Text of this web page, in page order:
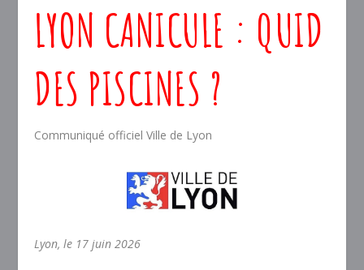
LYON CANICULE : QUID
DES PISCINES ?
Communiqué officiel Ville de Lyon
Lyon, le 17 juin 2026